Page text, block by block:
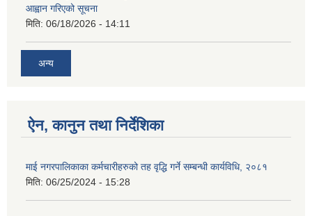
आह्वान गरिएको सूचना
मिति: 06/18/2026 - 14:11
अन्य
ऐन, कानुन तथा निर्देशिका
माई नगरपालिकाका कर्मचारीहरुको तह वृद्धि गर्ने सम्बन्धी कार्यविधि, २०८१
मिति: 06/25/2024 - 15:28